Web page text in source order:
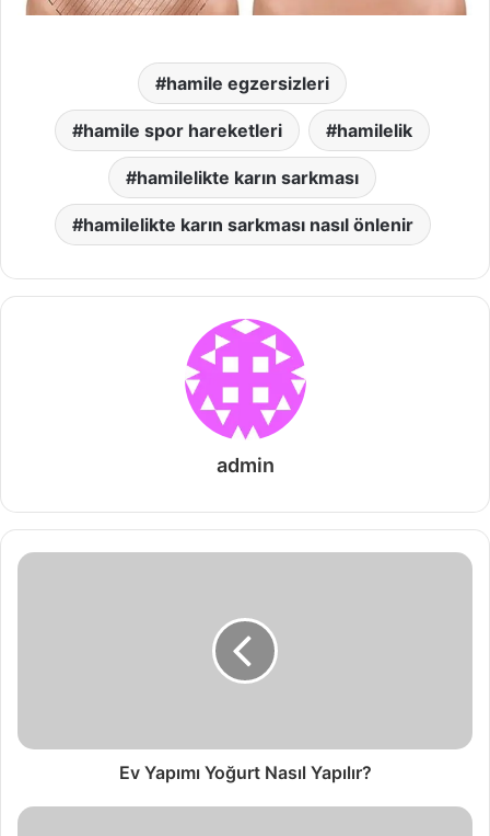
hamile egzersizleri
hamile spor hareketleri hamilelik
hamilelikte karın sarkması
hamilelikte karın sarkması nasıl önlenir
admin
Ev Yapımı Yoğurt Nasıl Yapılır?